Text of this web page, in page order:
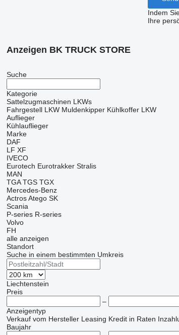
Indem
Ihre
Anzeigen BK TRUCK STORE
Suche
Kategorie
Sattelzugmaschinen LKWs
Fahrgestell LKW Muldenkipper Kühlkoffer LKW
Auflieger
Kühlauflieger
Marke
DAF
LF XF
IVECO
Eurotech Eurotrakker Stralis
MAN
TGA TGS TGX
Mercedes-Benz
Actros Atego SK
Scania
P-series R-series
Volvo
FH
alle anzeigen
Standort
Suche in einem bestimmten Umkreis
Liechtenstein
Preis
–
Anzeigentyp
Verkauf vom Hersteller Leasing Kredit in Raten
Baujahr